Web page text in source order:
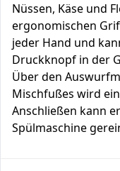
Nüssen, Käse und
ergonomischen
jeder Hand und
Druckknopf in der
Über den
Mischfußes wird
Anschließen kann
Spülmaschine